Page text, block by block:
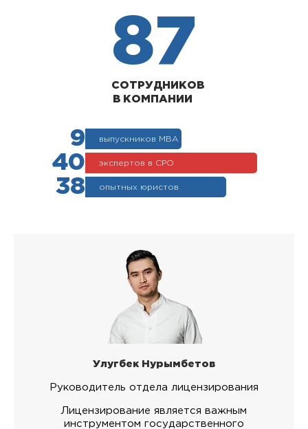
87
СОТРУДНИКОВ
В КОМПАНИИ
9 выпускников МВА
40 экспертов в СРО
38 опытных юристов
Улугбек Нурымбетов
Руководитель отдела лицензирования
Лицензирование является важным
инструментом государственного